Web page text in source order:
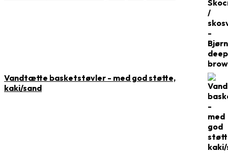
Vandtætte basketstøvler - med god støtte,
kaki/sand